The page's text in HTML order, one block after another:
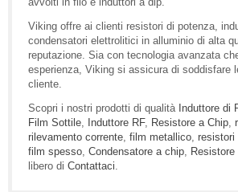
Viking offre ai clienti resistori di potenza,
condensatori elettrolitici in alluminio di alta
reputazione. Sia con tecnologia avanzata
esperienza, Viking si assicura di soddisfare
cliente.
Scopri i nostri prodotti di qualità Induttore di
Film Sottile
Induttore RF, Resistore a Chip
rilevamento corrente film metallico resistori
film spesso Condensatore a chip
libero di Contattaci